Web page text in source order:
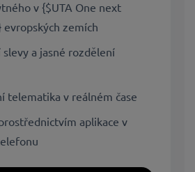
v {$UTA One next
evropských zemích
a jasné rozdělení
telematika v reálném čase
aplikace v